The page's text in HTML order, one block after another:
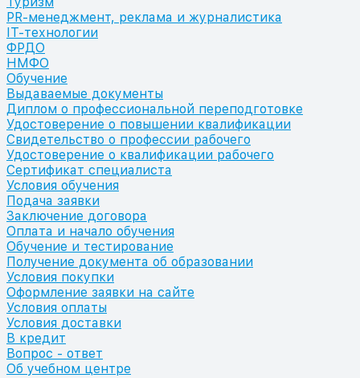
PR-менеджмент, реклама и журналистика
IT-технологии
ФРДО
НМФО
Обучение
Выдаваемые документы
Диплом о профессиональной переподготовке
Удостоверение о повышении квалификации
Свидетельство о профессии рабочего
Удостоверение о квалификации рабочего
Сертификат специалиста
Условия обучения
Подача заявки
Заключение договора
Оплата и начало обучения
Обучение и тестирование
Получение документа об образовании
Условия покупки
Оформление заявки на сайте
Условия оплаты
Условия доставки
В кредит
Вопрос - ответ
Об учебном центре